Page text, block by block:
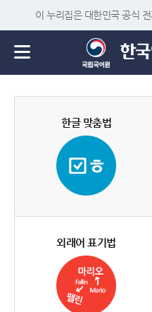
이 누리집은 대한민국 공식
한글 맞춤법
외래어 표기법